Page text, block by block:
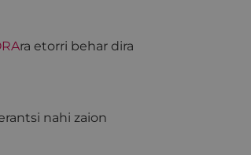
ra etorri behar dira
nahi zaion